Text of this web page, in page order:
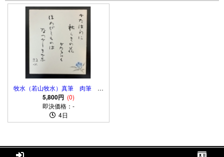
牧水（若山牧水）真筆 肉筆 短
歌「路上」 Wakayama Bokusui
5,800円 (0)
即決価格：-
4日
 